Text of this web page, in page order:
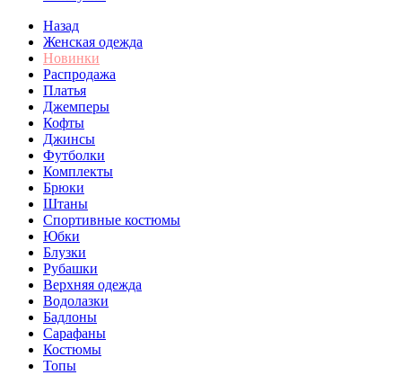
Назад
Женская одежда
Новинки
Распродажа
Платья
Джемперы
Кофты
Джинсы
Футболки
Комплекты
Брюки
Штаны
Спортивные костюмы
Юбки
Блузки
Рубашки
Верхняя одежда
Водолазки
Бадлоны
Сарафаны
Костюмы
Топы